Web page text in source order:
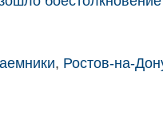
, Ростов-на-